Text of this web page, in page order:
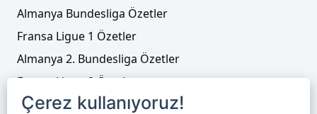
Almanya Bundesliga Özetler
Fransa Ligue 1 Özetler
Almanya 2. Bundesliga Özetler
Fransa Ligue 2 Özetler
Tenis
Çerez kullanıyoruz!